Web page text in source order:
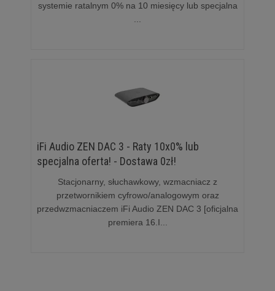
systemie ratalnym 0% na 10 miesięcy lub specjalna
iFi Audio ZEN DAC 3 - Raty 10x0% lub
specjalna oferta! - Dostawa 0zł!
Stacjonarny, słuchawkowy, wzmacniacz z
przetwornikiem cyfrowo/analogowym oraz
przedwzmacniaczem iFi Audio ZEN DAC 3 [oficjalna
premiera 16.I...